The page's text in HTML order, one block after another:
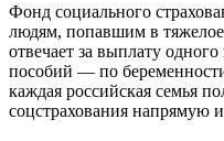
Фонд социального
людям, попавшим в
отвечает за выплату
пособий — по
каждая российская семья
соцстрахования напрямую